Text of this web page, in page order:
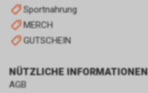
Sportnahrung
MERCH
GUTSCHEIN
NÜTZLICHE INFORMATIONEN
AGB